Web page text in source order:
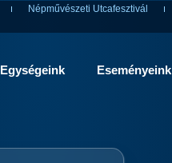
Népművészeti Utcafesztivál
Egységeink Eseményeink